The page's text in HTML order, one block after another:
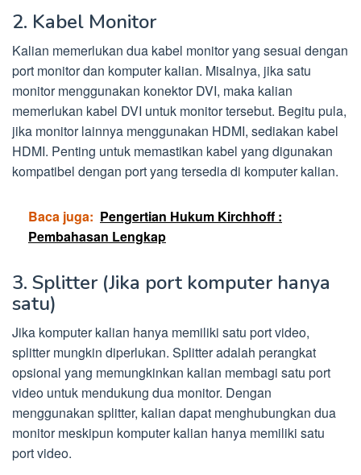
2. Kabel Monitor
Kalian memerlukan dua kabel monitor yang sesuai dengan
port monitor dan komputer kalian. Misalnya, jika satu
monitor menggunakan konektor DVI, maka kalian
memerlukan kabel DVI untuk monitor tersebut. Begitu pula,
jika monitor lainnya menggunakan HDMI, sediakan kabel
HDMI. Penting untuk memastikan kabel yang digunakan
kompatibel dengan port yang tersedia di komputer kalian.
Baca juga: Pengertian Hukum Kirchhoff :
Pembahasan Lengkap
3. Splitter (Jika port komputer hanya
satu)
Jika komputer kalian hanya memiliki satu port video,
splitter mungkin diperlukan. Splitter adalah perangkat
opsional yang memungkinkan kalian membagi satu port
video untuk mendukung dua monitor. Dengan
menggunakan splitter, kalian dapat menghubungkan dua
monitor meskipun komputer kalian hanya memiliki satu
port video.